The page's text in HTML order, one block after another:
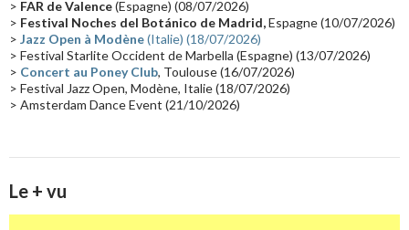
(14) Astronomie (14)
Tournée 2025(14) 2024(14) Chine(13)
> FAR de Valence(Espagne) (08/07/2026)
> Festival Noches del Botánico de Madrid,Espagne (10/07/2026)
> Jazz Open à Modène(Italie) (18/07/2026)
> Festival Starlite Occident de Marbella (Espagne) (13/07/2026)
> Concert au Poney Club, Toulouse (16/07/2026)
> Festival Jazz Open, Modène, Italie (18/07/2026)
> Amsterdam Dance Event (21/10/2026)
Le + vu